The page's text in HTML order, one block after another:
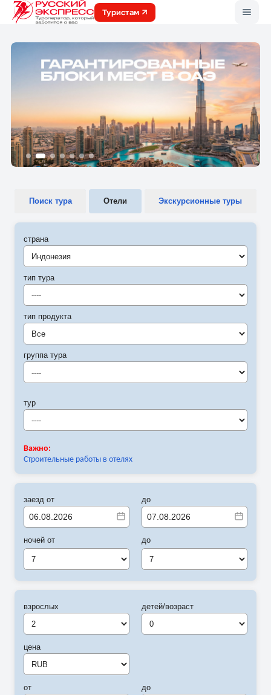
Туристам
Поиск тура Отели Экскурсионные туры
страна
Индонезия
тип тура
----
тип продукта
Все
группа тура
----
тур
----
Важно:
Строительные работы в отелях
заезд от
ночей от
7
до
до
7
взрослых
цена
от
детей/возраст
до